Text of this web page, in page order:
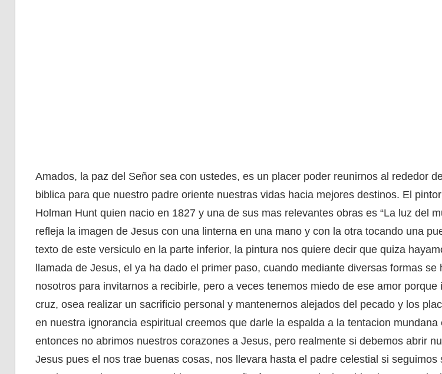
Amados, la paz del Señor sea con ustedes, es un placer poder reunirnos al rededor
biblica para que nuestro padre oriente nuestras vidas hacia mejores destinos. El
Holman Hunt quien nacio en 1827 y una de sus mas relevantes obras es “La luz del
refleja la imagen de Jesus con una linterna en una mano y con la otra tocando una
texto de este versiculo en la parte inferior, la pintura nos quiere decir que quiza
llamada de Jesus, el ya ha dado el primer paso, cuando mediante diversas formas se
nosotros para invitarnos a recibirle, pero a veces tenemos miedo de ese amor porque
cruz, osea realizar un sacrificio personal y mantenernos alejados del pecado y los
en nuestra ignorancia espiritual creemos que darle la espalda a la tentacion mundana
entonces no abrimos nuestros corazones a Jesus, pero realmente si debemos abrir
Jesus pues el nos trae buenas cosas, nos llevara hasta el padre celestial si seguimos